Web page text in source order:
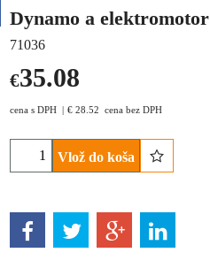
Dynamo a elektromotor
71036
€35.08
cena s DPH € 28.52 cena bez DPH
Vlož do koša